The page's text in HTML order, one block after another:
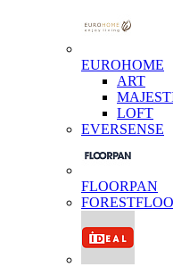
EUROHOME
ART
LOFT
EVERSENSE
FLOORPAN